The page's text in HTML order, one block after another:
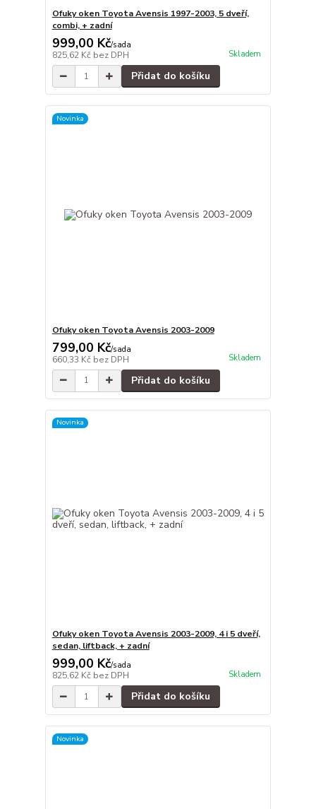
Ofuky oken Toyota Avensis 1997-2003, 5 dveří,
combi, + zadní
999,00 Kč/sada
825,62 Kč bez DPH Skladem
Přidat do košíku
Novinka
Ofuky oken Toyota Avensis 2003-2009
799,00 Kč/sada
660,33 Kč bez DPH Skladem
Přidat do košíku
Novinka
Ofuky oken Toyota Avensis 2003-2009, 4 i 5 dveří,
sedan, liftback, + zadní
999,00 Kč/sada
825,62 Kč bez DPH Skladem
Přidat do košíku
Novinka